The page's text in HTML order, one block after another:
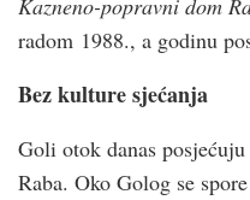
Kazneno-popravni dom
radom 1988., a godinu
Bez kulture sjećanja
Goli otok danas
Raba. Oko Golog se